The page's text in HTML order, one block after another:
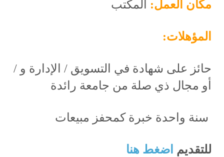
مكان العمل: المكتب
المؤهلات:
حائز على شهادة في التسويق / الإدارة و /
أو مجال ذي صلة من جامعة رائدة
سنة واحدة خبرة كمحفز مبيعات
للتقديم اضغط هنا